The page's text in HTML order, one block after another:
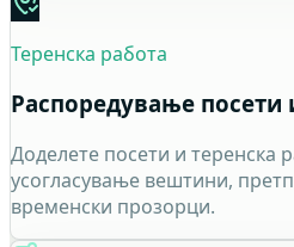
Теренска работа
Распоредување
Доделете посети и теренска
усогласување вештини,
временски прозорци.